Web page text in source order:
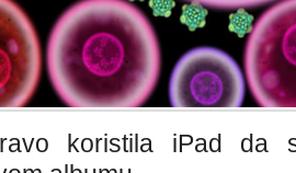
koristila iPad da